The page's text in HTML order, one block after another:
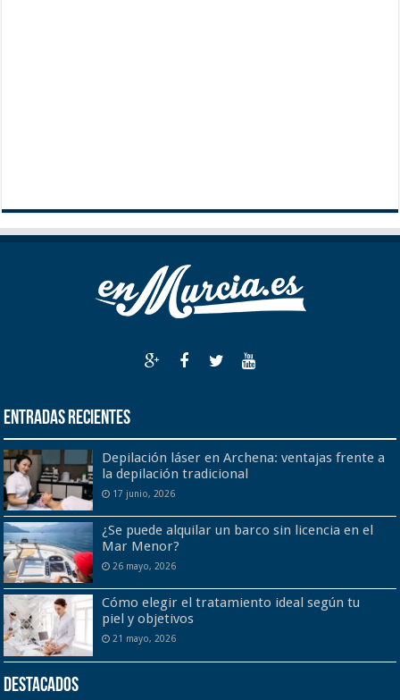
Entradas recientes
Depilación láser en Archena: ventajas frente a
la depilación tradicional
17 junio, 2026
¿Se puede alquilar un barco sin licencia en el
Mar Menor?
26 mayo, 2026
Cómo elegir el tratamiento ideal según tu
piel y objetivos
21 mayo, 2026
Destacados